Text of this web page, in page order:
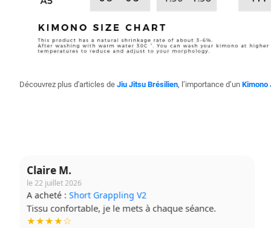
Découvrez plus d'articles de Jiu Jitsu Brésilien, l’importance d’un Kimono
Claire M.
le 22 juillet 2026
A acheté : Short Grappling V2
Tissu confortable, je le mets à chaque séance.
★★★★☆